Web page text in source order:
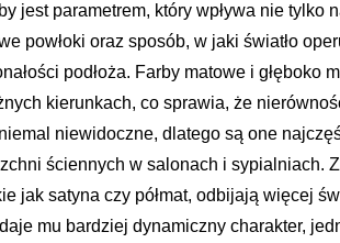
jest parametrem, który wpływa nie tylko
powłoki oraz sposób, w jaki światło
podłoża. Farby matowe i głęboko
kierunkach, co sprawia, że
niewidoczne, dlatego są one
ściennych w salonach i sypialniach.
jak satyna czy półmat, odbijają więcej
mu bardziej dynamiczny charakter,